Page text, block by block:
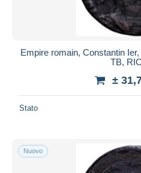
Empire romain, Constantin
TB,
±
Stato
Nuovo